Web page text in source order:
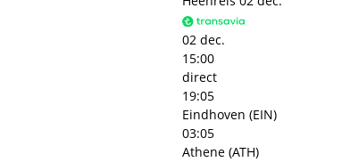
02 dec.
15:00
direct
19:05
Eindhoven (EIN)
03:05
Athene (ATH)